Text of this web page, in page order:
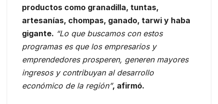
productos como granadilla, tuntas,
artesanías, chompas, ganado, tarwi y haba
gigante. “Lo que buscamos con estos
programas es que los empresarios y
emprendedores prosperen, generen mayores
ingresos y contribuyan al desarrollo
económico de la región”, afirmó.